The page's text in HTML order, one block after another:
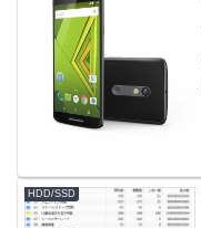
HDD/SSD